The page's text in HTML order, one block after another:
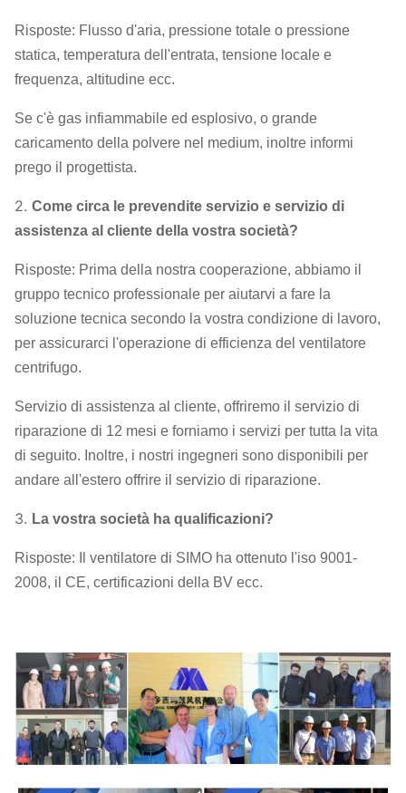
Risposte: Flusso d'aria, pressione totale o pressione
statica, temperatura dell'entrata, tensione locale e
frequenza, altitudine ecc.
Se c'è gas infiammabile ed esplosivo, o grande
caricamento della polvere nel medium, inoltre informi
prego il progettista.
2. Come circa le prevendite servizio e servizio di
assistenza al cliente della vostra società?
Risposte: Prima della nostra cooperazione, abbiamo il
gruppo tecnico professionale per aiutarvi a fare la
soluzione tecnica secondo la vostra condizione di lavoro,
per assicurarci l'operazione di efficienza del ventilatore
centrifugo.
Servizio di assistenza al cliente, offriremo il servizio di
riparazione di 12 mesi e forniamo i servizi per tutta la vita
di seguito. Inoltre, i nostri ingegneri sono disponibili per
andare all'estero offrire il servizio di riparazione.
3. La vostra società ha qualificazioni?
Risposte: Il ventilatore di SIMO ha ottenuto l'iso 9001-
2008, il CE, certificazioni della BV ecc.